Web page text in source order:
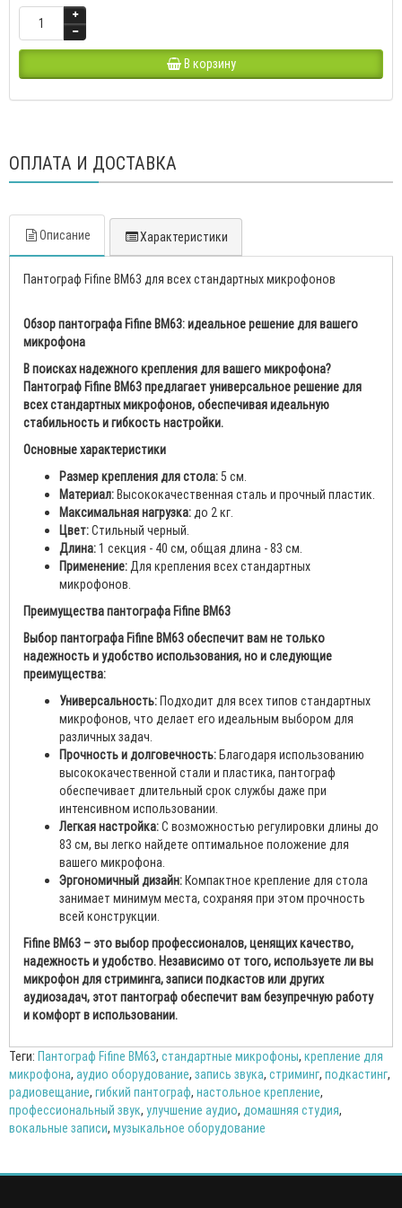
В корзину
ОПЛАТА И ДОСТАВКА
Описание Характеристики
Пантограф Fifine BM63 для всех стандартных микрофонов
Обзор пантографа Fifine BM63: идеальное решение для вашего
микрофона
В поисках надежного крепления для вашего микрофона?
Пантограф Fifine BM63 предлагает универсальное решение для
всех стандартных микрофонов, обеспечивая идеальную
стабильность и гибкость настройки.
Основные характеристики
Размер крепления для стола:5 см.
Материал:Высококачественная сталь и прочный пластик.
Максимальная нагрузка:до 2 кг.
Цвет:Стильный черный.
Длина:1 секция - 40 см, общая длина - 83 см.
Применение:Для крепления всех стандартных
микрофонов.
Преимущества пантографа Fifine BM63
Выбор пантографа Fifine BM63 обеспечит вам не только
надежность и удобство использования, но и следующие
преимущества:
Универсальность:Подходит для всех типов стандартных
микрофонов, что делает его идеальным выбором для
различных задач.
Прочность и долговечность:Благодаря использованию
высококачественной стали и пластика, пантограф
обеспечивает длительный срок службы даже при
интенсивном использовании.
Легкая настройка:С возможностью регулировки длины до
83 см, вы легко найдете оптимальное положение для
вашего микрофона.
Эргономичный дизайн:Компактное крепление для стола
занимает минимум места, сохраняя при этом прочность
всей конструкции.
Fifine BM63 – это выбор профессионалов, ценящих качество,
надежность и удобство. Независимо от того, используете ли вы
микрофон для стриминга, записи подкастов или других
аудиозадач, этот пантограф обеспечит вам безупречную работу
и комфорт в использовании.
Теги: Пантограф Fifine BM63, стандартные микрофоны, крепление для
микрофона, аудио оборудование, запись звука, стриминг, подкастинг,
радиовещание, гибкий пантограф, настольное крепление,
профессиональный звук, улучшение аудио, домашняя студия,
вокальные записи, музыкальное оборудование